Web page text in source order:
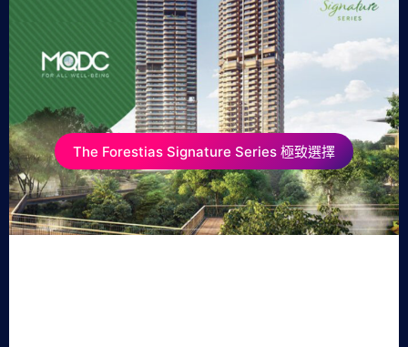
The Forestias Signature Series 極致選擇